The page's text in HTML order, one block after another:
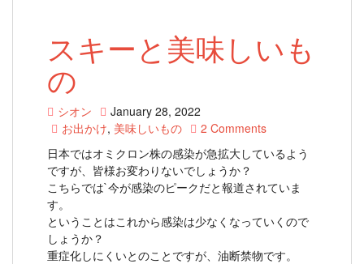
スキーと美味しいも
の
シオン
January 28, 2022
お出かけ, 美味しいもの
2 Comments
日本ではオミクロン株の感染が急拡大しているよう
ですが、皆様お変わりないでしょうか？
こちらでは`今が感染のピークだと報道されていま
す。
ということはこれから感染は少なくなっていくので
しょうか？
重症化しにくいとのことですが、油断禁物です。